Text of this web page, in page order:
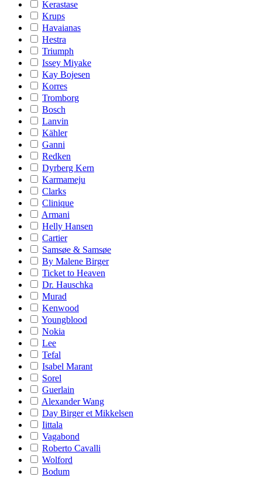
Kerastase
Krups
Havaianas
Hestra
Triumph
Issey Miyake
Kay Bojesen
Korres
Tromborg
Bosch
Lanvin
Kähler
Ganni
Redken
Dyrberg Kern
Karmameju
Clarks
Clinique
Armani
Helly Hansen
Cartier
Samsøe & Samsøe
By Malene Birger
Ticket to Heaven
Dr. Hauschka
Murad
Kenwood
Youngblood
Nokia
Lee
Tefal
Isabel Marant
Sorel
Guerlain
Alexander Wang
Day Birger et Mikkelsen
Iittala
Vagabond
Roberto Cavalli
Wolford
Bodum